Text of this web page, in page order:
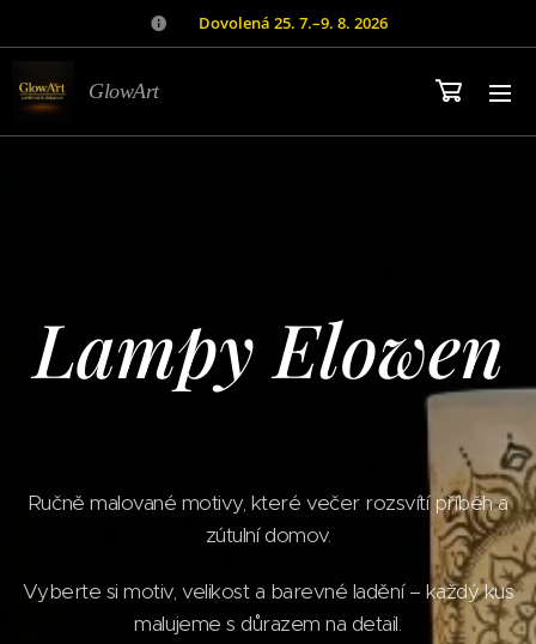
Dovolená 25. 7.–9. 8. 2026
GlowArt
Lampy Elowen
Ručně malované motivy, které večer rozsvítí příběh a
zútulní domov.
Vyberte si motiv, velikost a barevné ladění – každý kus
malujeme s důrazem na detail.